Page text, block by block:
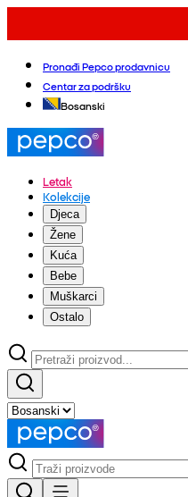
Pronađi Pepco prodavnicu
Centar za podršku
Bosanski
Letak
Kolekcije
Djeca
Žene
Kuća
Bebe
Muškarci
Ostalo